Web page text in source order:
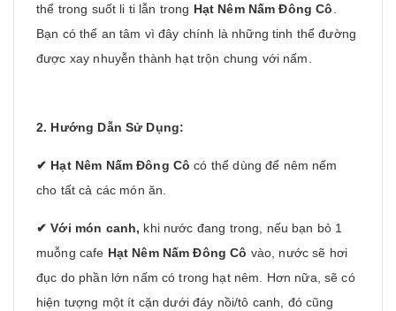
thể trong suốt li ti lẫn trong Hạt Nêm Nấm Đông Cô.
Bạn có thể an tâm vì đây chính là những tinh thể đường
được xay nhuyễn thành hạt trộn chung với nấm.
2. Hướng Dẫn Sử Dụng:
✔ Hạt Nêm Nấm Đông Cô có thể dùng để nêm nếm
cho tất cả các món ăn.
✔ Với món canh, khi nước đang trong, nếu bạn bỏ 1
muỗng cafe Hạt Nêm Nấm Đông Cô vào, nước sẽ hơi
đục do phần lớn nấm có trong hạt nêm. Hơn nữa, sẽ có
hiện tượng một ít cặn dưới đáy nồi/tô canh, đó cũng